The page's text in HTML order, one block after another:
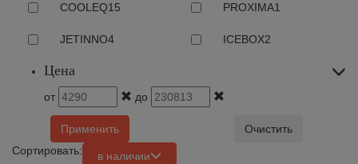
COOLEQ15 PROXIMA1
JETINNO4 ICEBOX2
Цена
от до
Применить
Очистить
Сортировать:
в наличии